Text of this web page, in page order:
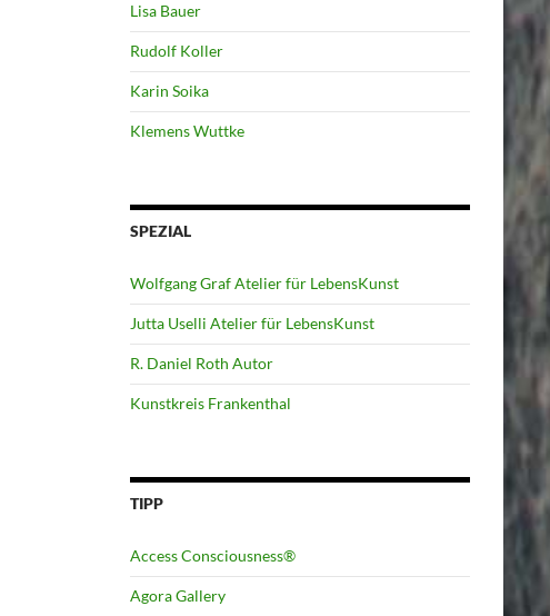
Lisa Bauer
Rudolf Koller
Karin Soika
Klemens Wuttke
SPEZIAL
Wolfgang Graf Atelier für LebensKunst
Jutta Uselli Atelier für LebensKunst
R. Daniel Roth Autor
Kunstkreis Frankenthal
TIPP
Access Consciousness®
Agora Gallery